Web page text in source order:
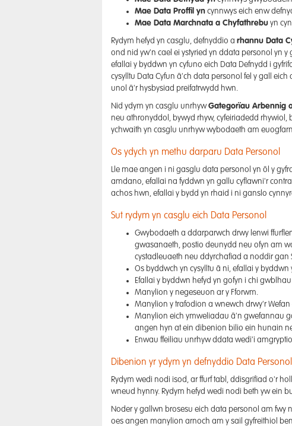
Mae Data Proffil yn cynnwys eich enw
Mae Data Marchnata a Chyfathrebu yn
Rydym hefyd yn casglu, defnyddio a rhannu Data
ond nid yw'n cael ei ystyried yn ddata personol yn
efallai y byddwn yn cyfuno eich Data Defnydd i
cysylltu Data Cyfun â'ch data personol fel y gall
unol â'r hysbysiad preifatrwydd hwn.
Nid ydym yn casglu unrhywGategorïau Arbennig
neu athronyddol, bywyd rhyw, cyfeiriadedd
ychwaith yn casglu unrhyw wybodaeth am
Os ydych yn methu darparu Data Personol
Lle mae angen i ni gasglu data personol yn ôl y
amdano, efallai na fyddwn yn gallu cyflawni'r
achos hwn, efallai y bydd yn rhaid i ni ganslo
Sut rydym yn casglu eich Data Personol
Gwybodaeth a ddarparwch drwy lenwi
gwasanaeth, postio deunydd neu ofyn am
cystadleuaeth neu ddyrchafiad a noddir
Os byddwch yn cysylltu â ni, efallai y
Efallai y byddwn hefyd yn gofyn i chi
Manylion y negeseuon ar y Fforwm.
Manylion y trafodion a wnewch drwy'r
Manylion eich ymweliadau â'n gwefannau
angen hyn at ein dibenion bilio ein hunain
Enwau ffeiliau unrhyw ddata wedi'i
Dibenion yr ydym yn defnyddio Data
Rydym wedi nodi isod, ar ffurf tabl, ddisgrifiad o'r
wneud hynny. Rydym hefyd wedi nodi beth yw ein
Noder y gallwn brosesu eich data personol am fwy
oes angen manylion arnoch am y sail gyfreithiol